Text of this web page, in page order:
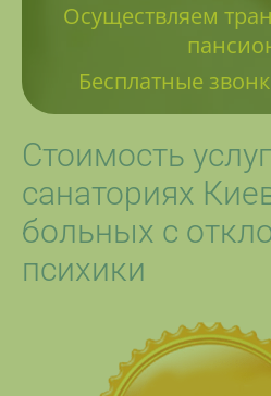
Осуществляем
Бесплатные
Стоимость
санаториях
больных с
психики